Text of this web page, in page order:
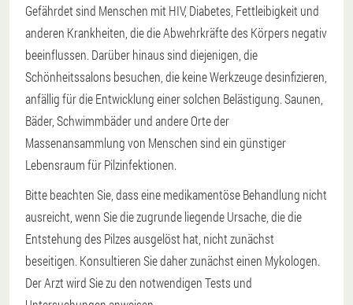
Gefährdet sind Menschen mit HIV, Diabetes, Fettleibigkeit und
anderen Krankheiten, die die Abwehrkräfte des Körpers negativ
beeinflussen. Darüber hinaus sind diejenigen, die
Schönheitssalons besuchen, die keine Werkzeuge desinfizieren,
anfällig für die Entwicklung einer solchen Belästigung. Saunen,
Bäder, Schwimmbäder und andere Orte der
Massenansammlung von Menschen sind ein günstiger
Lebensraum für Pilzinfektionen.
Bitte beachten Sie, dass eine medikamentöse Behandlung nicht
ausreicht, wenn Sie die zugrunde liegende Ursache, die die
Entstehung des Pilzes ausgelöst hat, nicht zunächst
beseitigen. Konsultieren Sie daher zunächst einen Mykologen.
Der Arzt wird Sie zu den notwendigen Tests und